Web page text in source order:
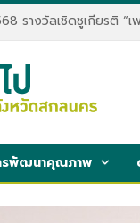
รพัฒนาคุณภาพ